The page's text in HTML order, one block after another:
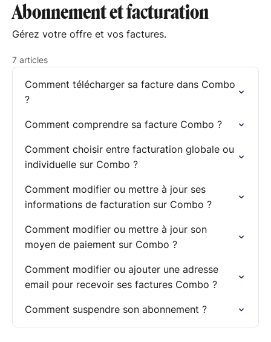
Abonnement et facturation
Gérez votre offre et vos factures.
7 articles
Comment télécharger sa facture dans Combo
?
Comment comprendre sa facture Combo ?
Comment choisir entre facturation globale ou
individuelle sur Combo ?
Comment modifier ou mettre à jour ses
informations de facturation sur Combo ?
Comment modifier ou mettre à jour son
moyen de paiement sur Combo ?
Comment modifier ou ajouter une adresse
email pour recevoir ses factures Combo ?
Comment suspendre son abonnement ?